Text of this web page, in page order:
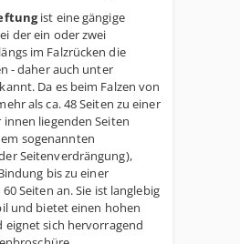
ist eine gängige
der ein oder zwei
im Falzrücken die
- daher auch unter
Da es beim Falzen von
als ca. 48 Seiten zu einer
liegenden Seiten
sogenannten
Seitenverdrängung),
bis zu einer
Seiten an. Sie ist langlebig
und bietet einen hohen
eignet sich hervorragend